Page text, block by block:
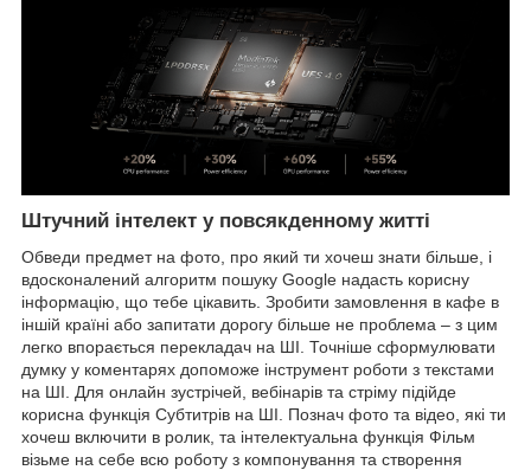
Штучний інтелект у повсякденному житті
Обведи предмет на фото, про який ти хочеш знати більше, і
вдосконалений алгоритм пошуку Google надасть корисну
інформацію, що тебе цікавить. Зробити замовлення в кафе в
іншій країні або запитати дорогу більше не проблема – з цим
легко впорається перекладач на ШІ. Точніше сформулювати
думку у коментарях допоможе інструмент роботи з текстами
на ШІ. Для онлайн зустрічей, вебінарів та стріму підійде
корисна функція Субтитрів на ШІ. Познач фото та відео, які ти
хочеш включити в ролик, та інтелектуальна функція Фільм
візьме на себе всю роботу з компонування та створення